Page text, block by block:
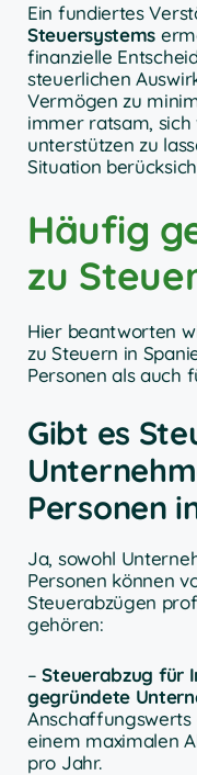
Ein fundiertes
Steuersystems
finanzielle
steuerlichen
Vermögen zu
immer ratsam,
unterstützen zu
Situation
Häufig
zu
Hier beantworten
zu Steuern in
Personen als auch
Gibt es
Personen
Ja, sowohl
Personen können
Steuerabzügen
gehören:
–Steuerabzug für
gegründete
einem maximalen
pro Jahr.